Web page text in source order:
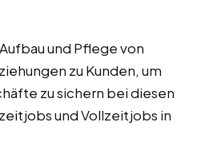
Aufbau und Pflege von
zu Kunden, um
zu sichern bei diesen
und Vollzeitjobs in